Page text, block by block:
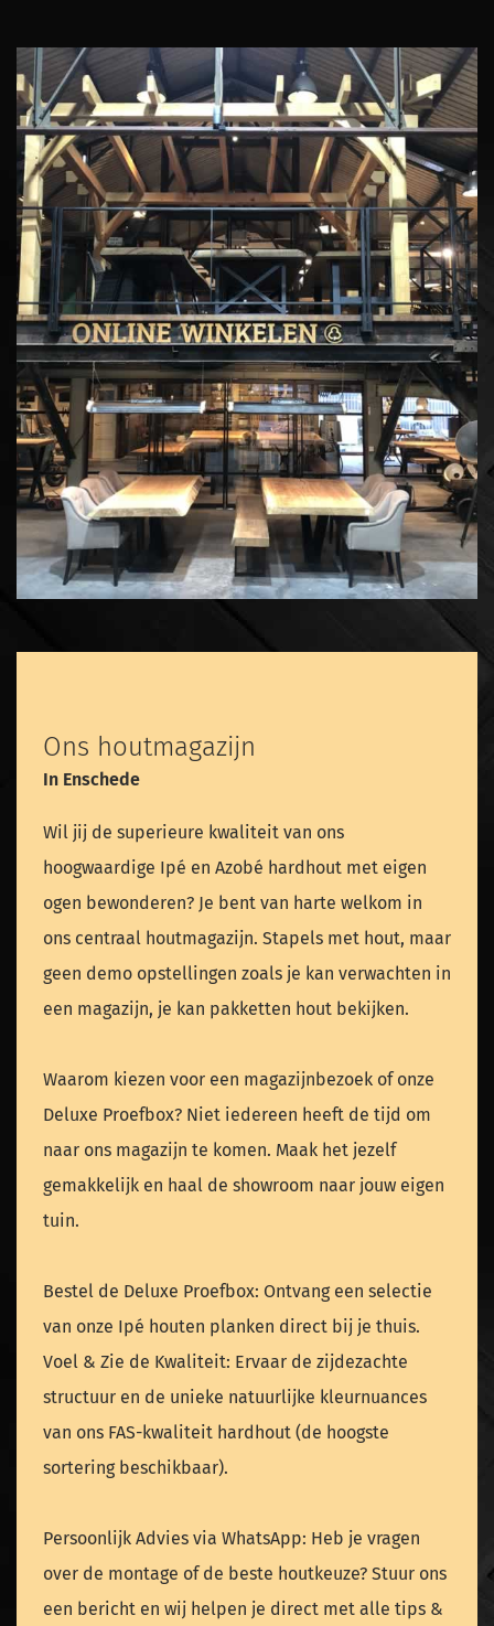
Ons houtmagazijn
In Enschede
Wil jij de superieure kwaliteit van ons
hoogwaardige Ipé en Azobé hardhout met eigen
ogen bewonderen? Je bent van harte welkom in
ons centraal houtmagazijn. Stapels met hout, maar
geen demo opstellingen zoals je kan verwachten in
een magazijn, je kan pakketten hout bekijken.
Waarom kiezen voor een magazijnbezoek of onze
Deluxe Proefbox? Niet iedereen heeft de tijd om
naar ons magazijn te komen. Maak het jezelf
gemakkelijk en haal de showroom naar jouw eigen
tuin.
Bestel de Deluxe Proefbox: Ontvang een selectie
van onze Ipé houten planken direct bij je thuis.
Voel & Zie de Kwaliteit: Ervaar de zijdezachte
structuur en de unieke natuurlijke kleurnuances
van ons FAS-kwaliteit hardhout (de hoogste
sortering beschikbaar).
Persoonlijk Advies via WhatsApp: Heb je vragen
over de montage of de beste houtkeuze? Stuur ons
een bericht en wij helpen je direct met alle tips &